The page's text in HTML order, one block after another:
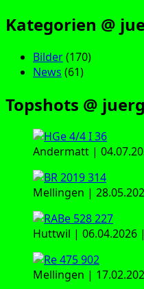
Kategorien @
Bilder(170)
News (61)
Topshots @
Andermatt |
Mellingen |
Huttwil | 06.04.2026
Mellingen |